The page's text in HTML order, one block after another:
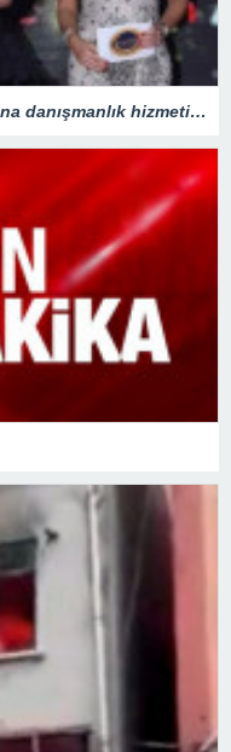
Ünlü yaşam koçu Astro iş insanlarına danışmanlık hizmeti veriyor